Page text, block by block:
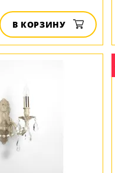
В КОРЗИНУ